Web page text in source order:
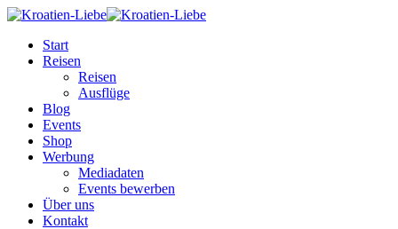
Start
Reisen
Reisen
Ausflüge
Blog
Events
Shop
Werbung
Mediadaten
Events bewerben
Über uns
Kontakt